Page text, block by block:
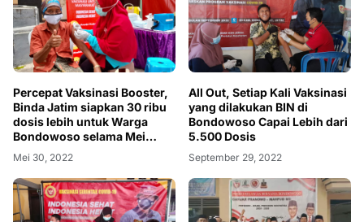
Percepat Vaksinasi Booster,
Binda Jatim siapkan 30 ribu
dosis lebih untuk Warga
Bondowoso selama Mei
2022
Mei 30, 2022
All Out, Setiap Kali Vaksinasi
yang dilakukan BIN di
Bondowoso Capai Lebih dari
5.500 Dosis
September 29, 2022